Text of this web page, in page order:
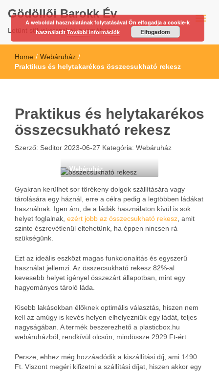
Gödöllői Barokk Év
Letűnt stíluskorszakok nyomában…
Home / Webáruház /
Praktikus és helytakarékos összecsukható rekesz
Praktikus és helytakarékos
összecsukható rekesz
Szerző: Seditor 2023-06-27 Kategória: Webáruház
Webáruház
Gyakran kerülhet sor törékeny dolgok szállítására vagy
tárolására egy háznál, erre a célra pedig a legtöbben ládákat
használnak. Igen ám, de a ládák használaton kívül is sok
helyet foglalnak, ezért jobb az összecsukható rekesz , amit
szinte észrevétlenül eltehetünk, ha éppen nincsen rá
szükségünk.
Ezt az ideális eszközt magas funkcionalitás és egyszerű
használat jellemzi. Az összecsukható rekesz 82%-al
kevesebb helyet igényel összezárt állapotban, mint egy
hagyományos tároló láda.
Kisebb lakásokban élőknek optimális választás, hiszen nem
kell az amúgy is kevés helyen elhelyezniük egy ládát, teljes
nagyságában. A termék beszerezhető a plasticbox.hu
webáruházból, rendkívül olcsón, mindössze 2929 Ft-ért.
Persze, ehhez még hozzáadódik a kiszállítási díj, ami 1490
Ft. Viszont megéri kifizetni a szállítási díjat, hiszen akkor egy
A weboldal használatának folytatásával Ön elfogadja a cookie-k
használatátTovábbi információk Elfogadom